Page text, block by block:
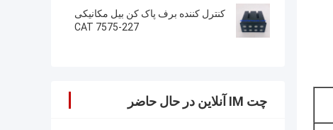
کنترل کننده برف پاک کن بیل مکانیکی
227-7575 CAT
چت IM آنلاین در حال حاضر